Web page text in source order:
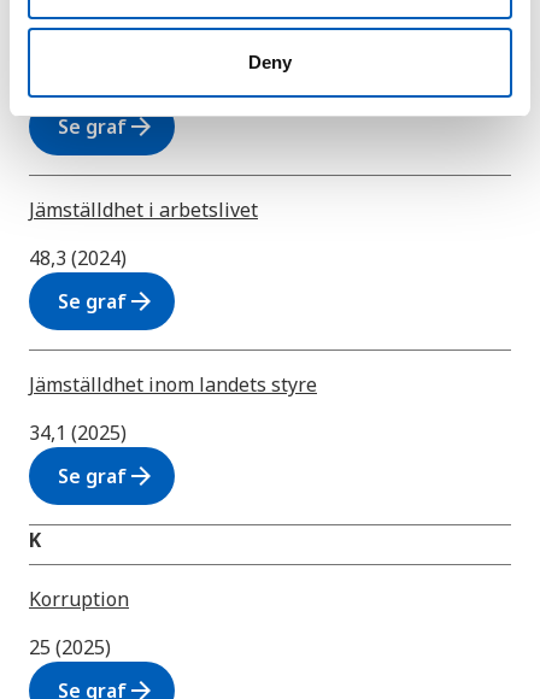
Deny
könen
Se grafarrow_forward
Jämställdhet i arbetslivet
48,3 (2024)
Se grafarrow_forward
Jämställdhet inom landets styre
34,1 (2025)
Se grafarrow_forward
K
Korruption
25 (2025)
Se grafarrow_forward